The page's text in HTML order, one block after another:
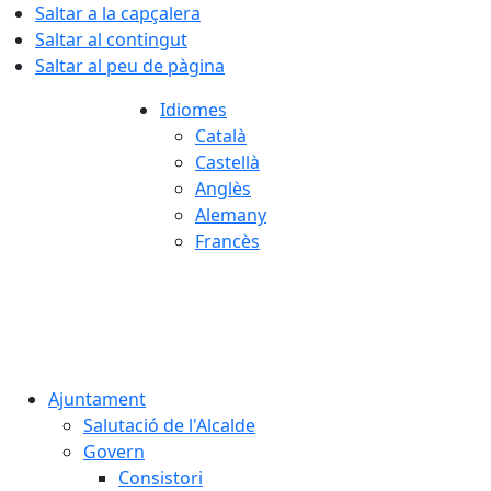
Saltar a la capçalera
Saltar al contingut
Saltar al peu de pàgina
Idiomes
Català
Castellà
Anglès
Alemany
Francès
Ajuntament
Salutació de l'Alcalde
Govern
Consistori